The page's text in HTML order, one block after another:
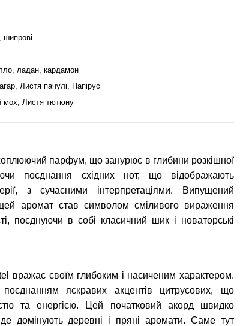
шипрові
ладан, кардамон
Листя пачулі, Папірус
мох, Листя тютюну
парфум, що занурює в глибини розкішної
поєднання східних нот, що відображають
з сучасними інтерпретаціями. Випущений
аромат став символом сміливого вираження
поєднуючи в собі класичний шик і новаторські
вражає своїм глибоким і насиченим характером.
поєднанням яскравих акцентів цитрусових, що
та енергією. Цей початковий акорд швидко
домінують деревні і пряні аромати. Саме тут